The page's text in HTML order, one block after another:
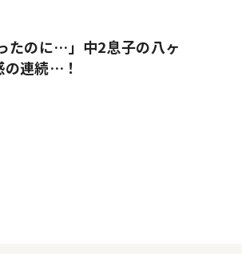
たのに…」中2息子の八ヶ
の連続…！